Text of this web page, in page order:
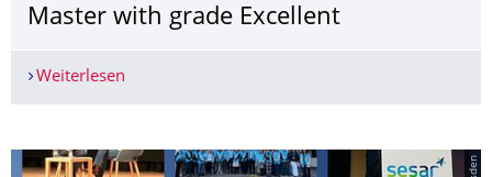
Master with grade Excellent
Weiterlesen